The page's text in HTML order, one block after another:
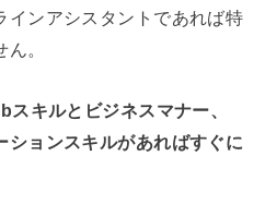
インアシスタントであれば特
。
キルとビジネスマナー、
ションスキルがあればすぐに